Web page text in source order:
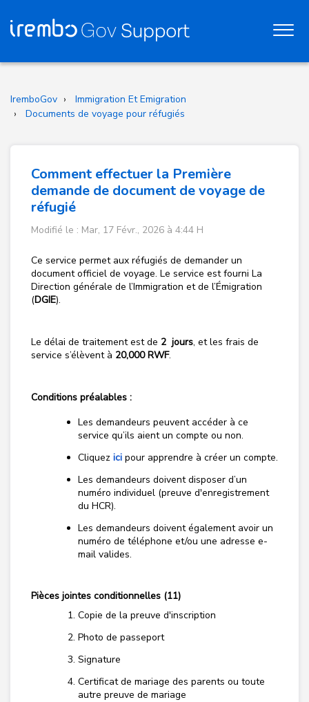
IremboGov
Immigration Et Emigration
Documents de voyage pour réfugiés
Comment effectuer la Première
demande de document de voyage de
réfugié
Modifié le : Mar, 17 Févr., 2026 à 4:44 H
Ce service permet aux réfugiés de demander un
document officiel de voyage. Le service est fourni La
Direction générale de l’Immigration et de l’Émigration
(DGIE).
Le délai de traitement est de 2 jours, et les frais de
service s’élèvent à 20,000 RWF.
Conditions préalables :
Les demandeurs peuvent accéder à ce
service qu’ils aient un compte ou non.
Cliquez ici pour apprendre à créer un compte.
Les demandeurs doivent disposer d’un
numéro individuel (preuve d'enregistrement
du HCR).
Les demandeurs doivent également avoir un
numéro de téléphone et/ou une adresse e-
mail valides.
Pièces jointes conditionnelles (11)
Copie de la preuve d'inscription
Photo de passeport
Signature
Certificat de mariage des parents ou toute
autre preuve de mariage